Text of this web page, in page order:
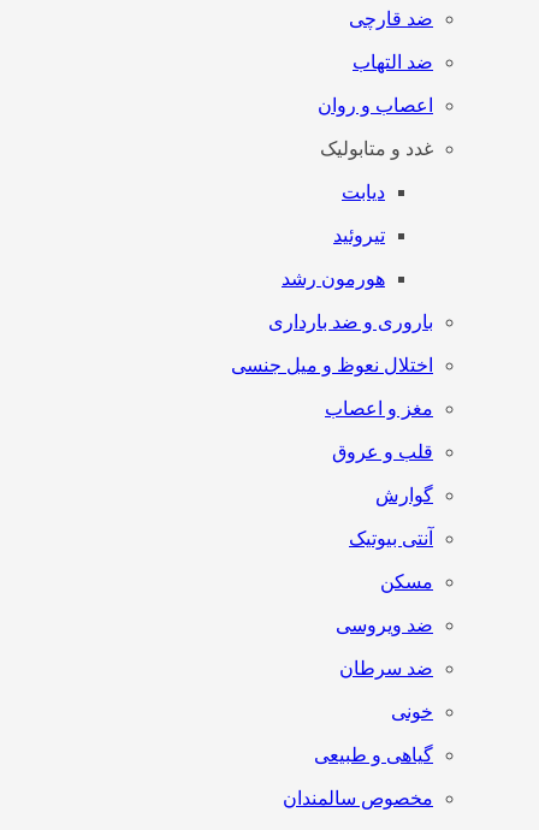
ضد قارچی
ضد التهاب
اعصاب و روان
غدد و متابولیک
دیابت
تیروئید
هورمون رشد
باروری و ضد بارداری
اختلال نعوظ و میل جنسی
مغز و اعصاب
قلب و عروق
گوارش
آنتی‌ بیوتیک
مسکن
ضد ویروسی
ضد سرطان
خونی
گیاهی و طبیعی
مخصوص سالمندان